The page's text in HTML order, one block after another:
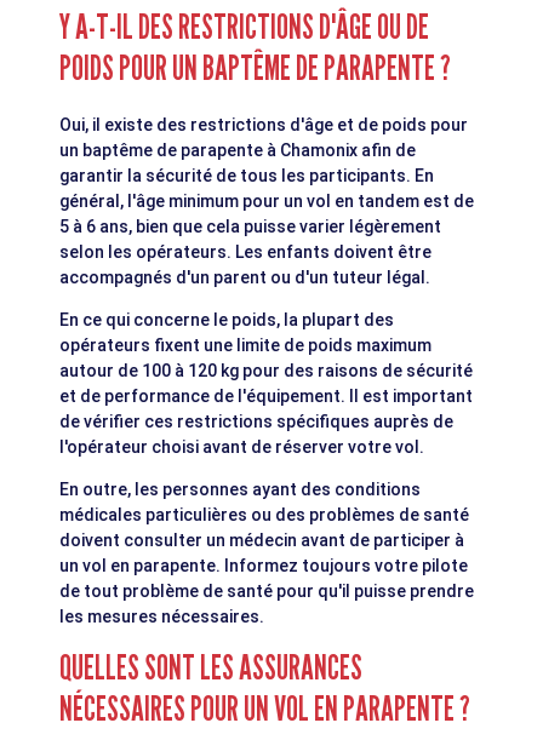
Y A-T-IL DES RESTRICTIONS D'ÂGE OU DE
POIDS POUR UN BAPTÊME DE PARAPENTE ?
Oui, il existe des restrictions d'âge et de poids pour
un baptême de parapente à Chamonix afin de
garantir la sécurité de tous les participants. En
général, l'âge minimum pour un vol en tandem est de
5 à 6 ans, bien que cela puisse varier légèrement
selon les opérateurs. Les enfants doivent être
accompagnés d'un parent ou d'un tuteur légal.
En ce qui concerne le poids, la plupart des
opérateurs fixent une limite de poids maximum
autour de 100 à 120 kg pour des raisons de sécurité
et de performance de l'équipement. Il est important
de vérifier ces restrictions spécifiques auprès de
l'opérateur choisi avant de réserver votre vol.
En outre, les personnes ayant des conditions
médicales particulières ou des problèmes de santé
doivent consulter un médecin avant de participer à
un vol en parapente. Informez toujours votre pilote
de tout problème de santé pour qu'il puisse prendre
les mesures nécessaires.
QUELLES SONT LES ASSURANCES
NÉCESSAIRES POUR UN VOL EN PARAPENTE ?